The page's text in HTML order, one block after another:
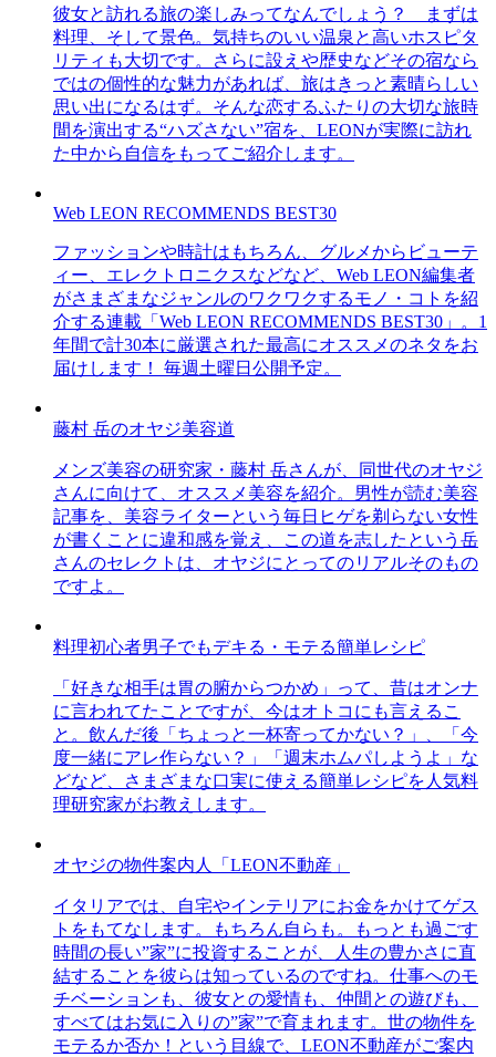
彼女と訪れる旅の楽しみってなんでしょう？ まずは
料理、そして景色。気持ちのいい温泉と高いホスピタ
リティも大切です。さらに設えや歴史などその宿なら
ではの個性的な魅力があれば、旅はきっと素晴らしい
思い出になるはず。そんな恋するふたりの大切な旅時
間を演出する“ハズさない”宿を、LEONが実際に訪れ
た中から自信をもってご紹介します。
Web LEON RECOMMENDS BEST30
ファッションや時計はもちろん、グルメからビューテ
ィー、エレクトロニクスなどなど、Web LEON編集者
がさまざまなジャンルのワクワクするモノ・コトを紹
介する連載「Web LEON RECOMMENDS BEST30」。1
年間で計30本に厳選された最高にオススメのネタをお
届けします！ 毎週土曜日公開予定。
藤村 岳のオヤジ美容道
メンズ美容の研究家・藤村 岳さんが、同世代のオヤジ
さんに向けて、オススメ美容を紹介。男性が読む美容
記事を、美容ライターという毎日ヒゲを剃らない女性
が書くことに違和感を覚え、この道を志したという岳
さんのセレクトは、オヤジにとってのリアルそのもの
ですよ。
料理初心者男子でもデキる・モテる簡単レシピ
「好きな相手は胃の腑からつかめ」って、昔はオンナ
に言われてたことですが、今はオトコにも言えるこ
と。飲んだ後「ちょっと一杯寄ってかない？」、「今
度一緒にアレ作らない？」「週末ホムパしようよ」な
どなど、さまざまな口実に使える簡単レシピを人気料
理研究家がお教えします。
オヤジの物件案内人「LEON不動産」
イタリアでは、自宅やインテリアにお金をかけてゲス
トをもてなします。もちろん自らも。もっとも過ごす
時間の長い”家”に投資することが、人生の豊かさに直
結することを彼らは知っているのですね。仕事へのモ
チベーションも、彼女との愛情も、仲間との遊びも、
すべてはお気に入りの”家”で育まれます。世の物件を
モテるか否か！という目線で、LEON不動産がご案内